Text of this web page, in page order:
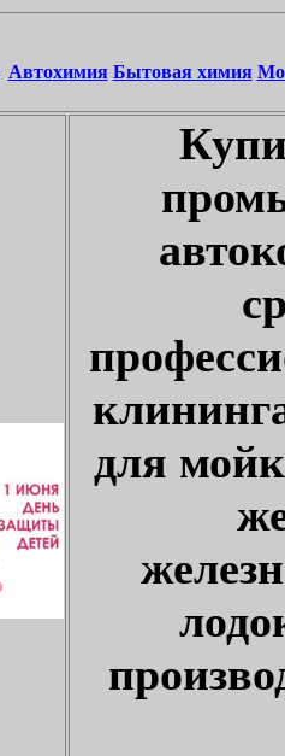
Автохимия Бытовая химия
для